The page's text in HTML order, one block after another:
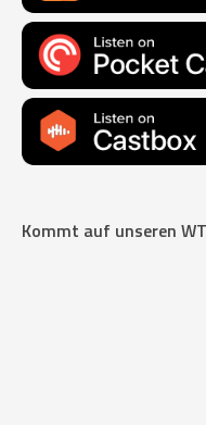
Kommt auf unseren